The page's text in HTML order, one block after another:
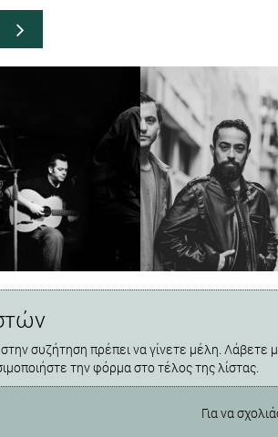
συζήτηση πρέπει να γίνετε μέλη. Λάβετε
την φόρμα στο τέλος της λίστας.
Για να